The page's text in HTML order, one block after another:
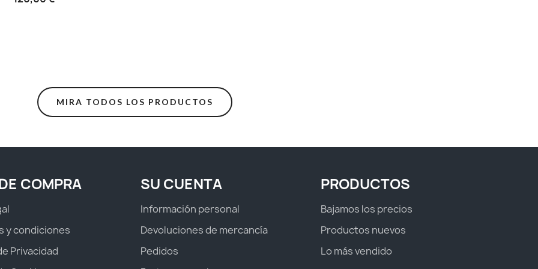
MIRA TODOS LOS PRODUCTOS
COMPRA
y condiciones
Privacidad
SU CUENTA
Información personal
Devoluciones de mercancía
Pedidos
PRODUCTOS
Bajamos los precios
Productos nuevos
Lo más vendido